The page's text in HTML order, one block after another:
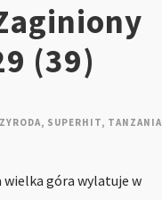
(39)
, SUPERHIT, TANZANIA
wielka góra wylatuje w